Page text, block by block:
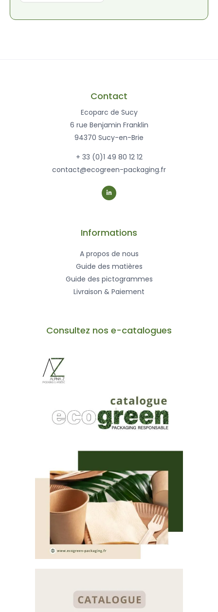
Contact
Ecoparc de Sucy
6 rue Benjamin Franklin
94370 Sucy-en-Brie
+ 33 (0)1 49 80 12 12
contact@ecogreen-packaging.fr
i
n
k
-
i
Informations
A propos de nous
Guide des matières
Guide des pictogrammes
Livraison & Paiement
Consultez nos e-catalogues